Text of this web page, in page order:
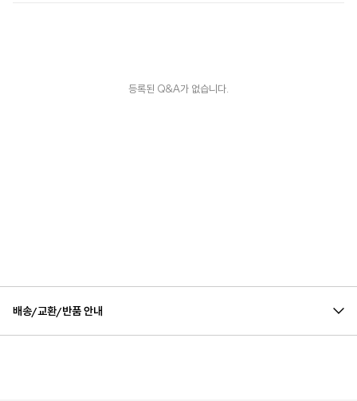
등록된 Q&A가 없습니다.
배송/교환/반품 안내